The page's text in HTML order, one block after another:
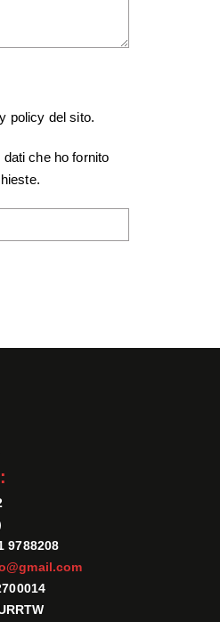
policy del sito.
che ho fornito
9788208